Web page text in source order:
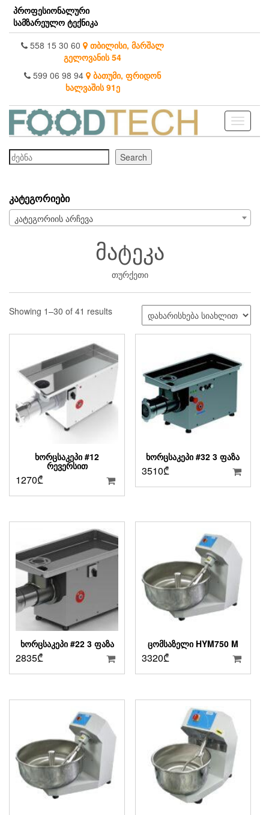
Skip
the
content
პროფესიონალური
სამზარეულო ტექნიკა
558 15 30 60 თბილისი, მარშალ
გელოვანის 54
599 06 98 94 ბათუმი, ფრიდონ
ხალვაშის 91ე
Toggle
ძებნა
Search
ᲙᲐᲢᲔᲒᲝᲠᲘᲔᲑᲘ
კატეგორიის არჩევა
მატეკა
თურქეთი
Showing 1–30 of 41 resultsSorted
latest
ᲮᲝᲠᲪᲡᲐᲙᲔᲞᲘ #12
ᲠᲔᲕᲔᲠᲡᲘᲗ
1270₾
ᲮᲝᲠᲪᲡᲐᲙᲔᲞᲘ #32 3 ᲤᲐᲖᲐ
3510₾
ᲮᲝᲠᲪᲡᲐᲙᲔᲞᲘ #22 3 ᲤᲐᲖᲐ
2835₾
ᲪᲝᲛᲡᲐᲖᲔᲚᲘ HYM750 M
3320₾